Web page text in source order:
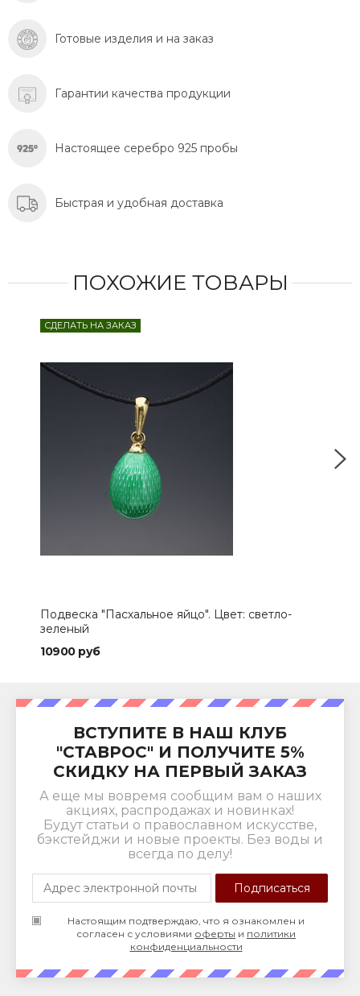
Готовые изделия и на заказ
Гарантии качества продукции
Настоящее серебро 925 пробы
Быстрая и удобная доставка
ПОХОЖИЕ ТОВАРЫ
СДЕЛАТЬ НА ЗАКАЗ
Подвеска "Пасхальное яйцо". Цвет: светло-
зеленый
10900 руб
ВСТУПИТЕ В НАШ КЛУБ
"СТАВРОС" И ПОЛУЧИТЕ 5%
СКИДКУ НА ПЕРВЫЙ ЗАКАЗ
А еще мы вовремя сообщим вам о наших
акциях, распродажах и новинках!
Будут статьи о православном искусстве,
бэкстейджи и новые проекты. Без воды и
всегда по делу!
Настоящим подтверждаю, что я ознакомлен и
согласен с условиями оферты и политики
конфиденциальности